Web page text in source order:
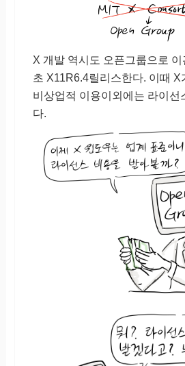
X 개발 역시도 오픈그룹으로
초 X11R6.4릴리스한다. 이때 X
비상업적 이용이외에는 라이선
다.